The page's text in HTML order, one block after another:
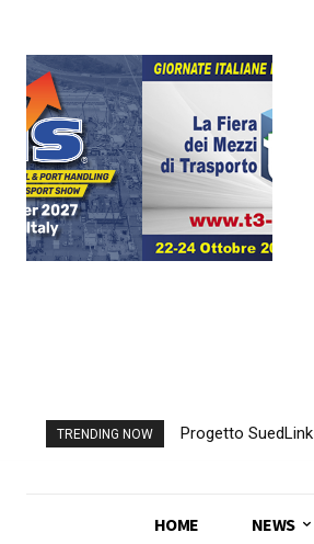
TRENDING NOW
Progetto SuedLink
con TBM del
HOME NEWS